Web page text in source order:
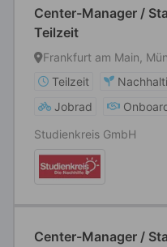
Center-Manager /
Teilzeit
Frankfurt am Main,
Teilzeit
Jobrad
Studienkreis GmbH
Center-Manager /